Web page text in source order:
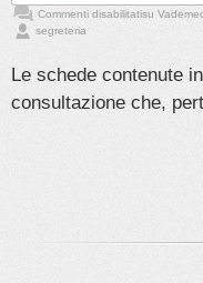
Commenti disabilitatisu
segreteria
Le schede contenute
consultazione che,